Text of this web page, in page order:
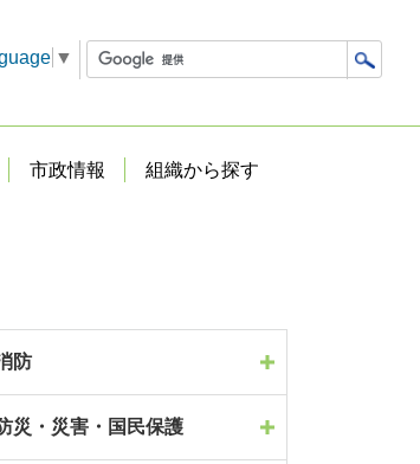
▼
市政情報 組織から探す
防
災・災害・国民保護